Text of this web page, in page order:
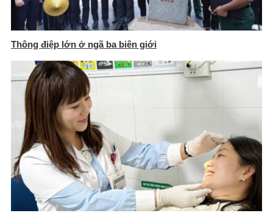
Thông điệp lớn ở ngã ba biên giới